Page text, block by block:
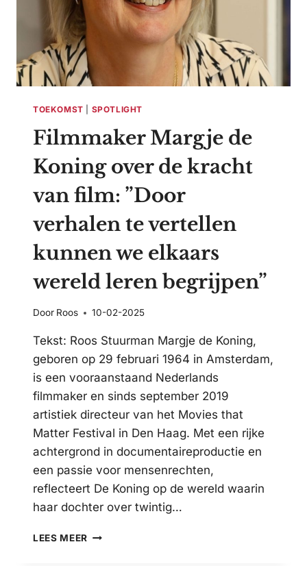
BEDRIJF
FLOWER
TOEKOMST SPOTLIGHT
Filmmaker Margje de
Koning over de kracht
van film: ”Door
verhalen te vertellen
kunnen we elkaars
wereld leren begrijpen”
Door Roos 10-02-2025
Tekst: Roos Stuurman Margje de Koning,
geboren op 29 februari 1964 in Amsterdam,
is een vooraanstaand Nederlands
filmmaker en sinds september 2019
artistiek directeur van het Movies that
Matter Festival in Den Haag. Met een rijke
achtergrond in documentaireproductie en
een passie voor mensenrechten,
reflecteert De Koning op de wereld waarin
haar dochter over twintig…
LEES MEER FILMMAKER